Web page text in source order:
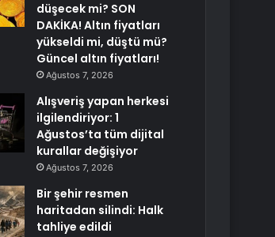
düşecek mi? SON
DAKİKA! Altın fiyatları
yükseldi mi, düştü mü?
Güncel altın fiyatları!
Ağustos 7, 2026
Alışveriş yapan herkesi
ilgilendiriyor: 1
Ağustos’ta tüm dijital
kurallar değişiyor
Ağustos 7, 2026
Bir şehir resmen
haritadan silindi: Halk
tahliye edildi